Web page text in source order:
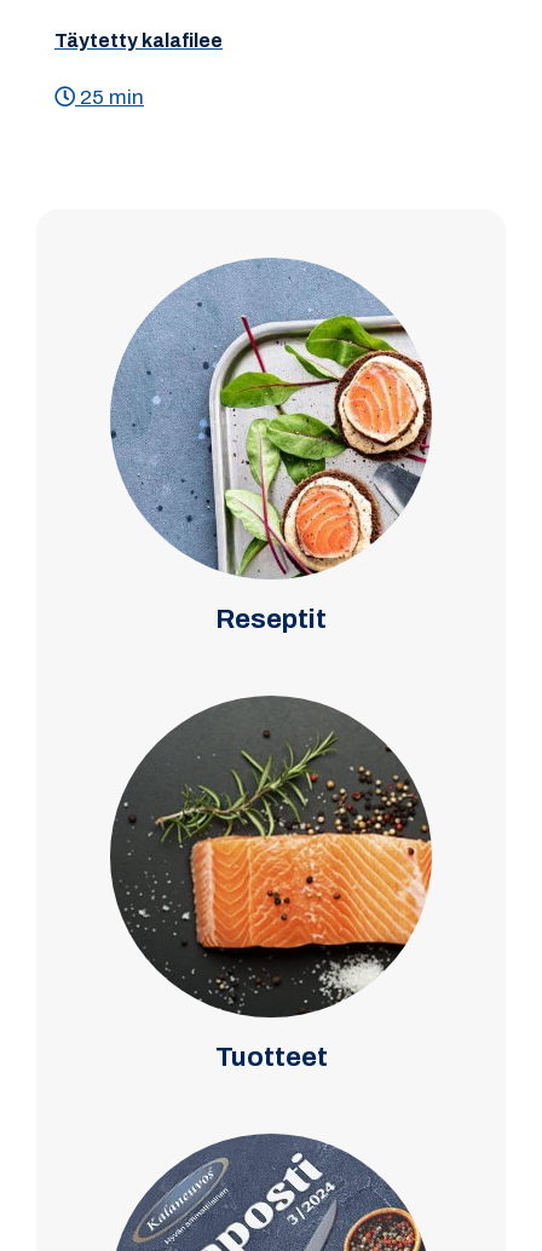
Täytetty kalafilee
25 min
Reseptit
Tuotteet